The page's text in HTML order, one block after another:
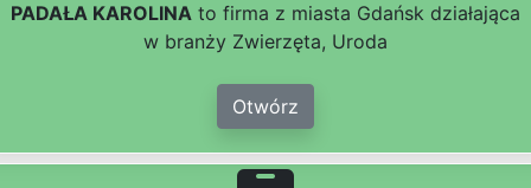
PADAŁA KAROLINA to firma z miasta Gdańsk działająca
w branży Zwierzęta, Uroda
Otwórz